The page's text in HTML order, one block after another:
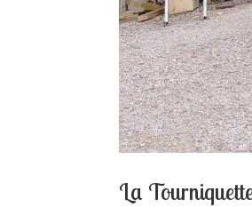
La